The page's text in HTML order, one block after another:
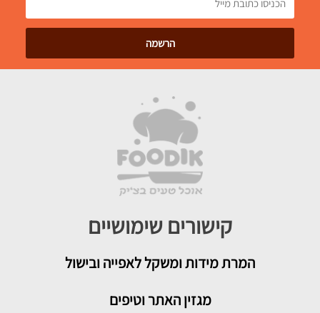
קישורים שימושיים
המרת מידות ומשקל לאפייה ובישול
מגזין האתר וטיפים